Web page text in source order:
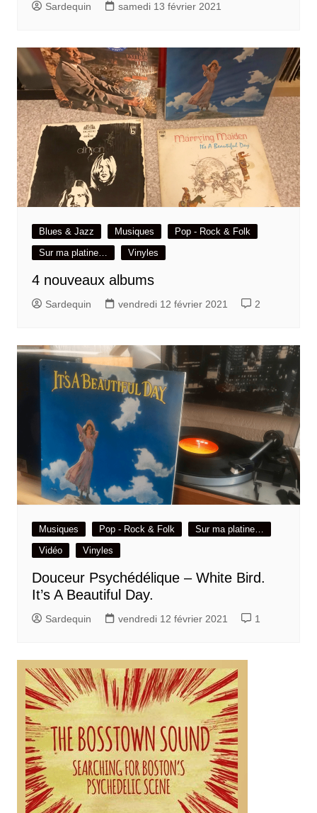
Sardequin samedi 13 février 2021
Blues & Jazz Musiques
Pop - Rock & Folk
Sur ma platine…
Vinyles
4 nouveaux albums
Sardequin vendredi 12 février 2021 2
Musiques Pop - Rock & Folk
Sur ma platine…
Vidéo
Vinyles
Douceur Psychédélique – White Bird.
It’s A Beautiful Day.
Sardequin vendredi 12 février 2021 1